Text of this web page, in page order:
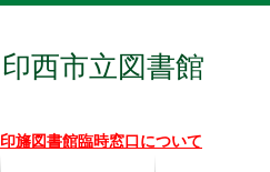
印西市立図書館
印旛図書館臨時窓口について